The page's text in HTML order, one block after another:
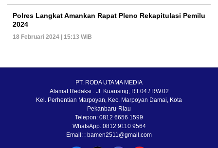
Polres Langkat Amankan Rapat Pleno Rekapitulasi Pemilu
2024
18 Februari 2024 | 15:13 WIB
PT. RODA UTAMA MEDIA
Alamat Redaksi : Jl. Kuansing, RT.04 / RW.02
Kel. Perhentian Marpoyan, Kec. Marpoyan Damai, Kota
Pekanbaru-Riau
Telepon: 0812 6656 1599
WhatsApp: 0812 9110 9564
Email: : bamen2511@gmail.com